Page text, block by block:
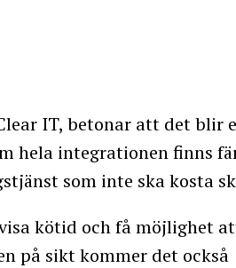
IT, betonar att det blir
hela integrationen finns
som inte ska kosta
kötid och få möjlighet
på sikt kommer det också